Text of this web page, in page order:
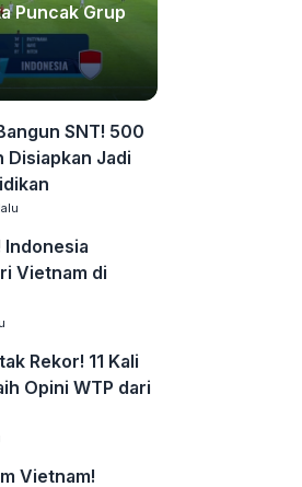
Puncak Grup
SNT! 500
Disiapkan Jadi
Indonesia
Vietnam di
Rekor! 11 Kali
Opini WTP dari
Vietnam!